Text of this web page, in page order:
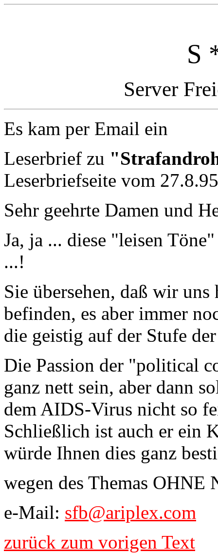
S
Server
Es kam per Email ein
Leserbrief zu
Leserbriefseite vom 27.8.95
Sehr geehrte Damen und
Ja, ja ... diese "leisen
...!
Sie übersehen, daß wir
befinden, es aber immer
die geistig auf der Stufe
Die Passion der "political
ganz nett sein, aber dann
dem AIDS-Virus nicht so
Schließlich ist auch er ein
würde Ihnen dies ganz
wegen des Themas OHNE
e-Mail: sfb@ariplex.com
zurück zum vorigen Text